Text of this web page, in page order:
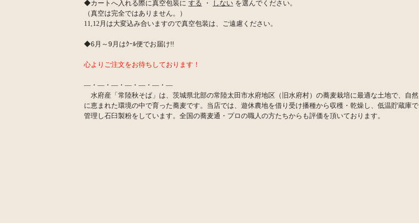
◆カートへ入れる際に真空包装に する ・ しない を選んでください。
（真空は完全ではありません。）
11,12月は大変込み合いますので真空包装は、ご遠慮ください。
◆6月～9月はｸｰﾙ便でお届け!!
心よりご注文をお待ちしております！
―・―・―・―・―・―・―
水府産「常陸秋そば」は、茨城県北部の常陸太田市水府地区（旧水府村）の蕎麦栽培に最適な土地で、自然
に恵まれた環境の中で育った蕎麦です。当店では、遊休農地を借り受け播種から収穫・乾燥し、低温貯蔵庫で
管理し石臼製粉をしています。全国の蕎麦通・プロの職人の方たちからも評価を頂いております。